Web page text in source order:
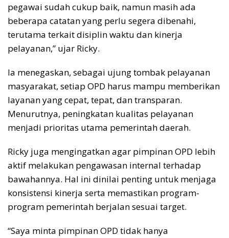
pegawai sudah cukup baik, namun masih ada
beberapa catatan yang perlu segera dibenahi,
terutama terkait disiplin waktu dan kinerja
pelayanan,” ujar Ricky.
Ia menegaskan, sebagai ujung tombak pelayanan
masyarakat, setiap OPD harus mampu memberikan
layanan yang cepat, tepat, dan transparan.
Menurutnya, peningkatan kualitas pelayanan
menjadi prioritas utama pemerintah daerah.
Ricky juga mengingatkan agar pimpinan OPD lebih
aktif melakukan pengawasan internal terhadap
bawahannya. Hal ini dinilai penting untuk menjaga
konsistensi kinerja serta memastikan program-
program pemerintah berjalan sesuai target.
“Saya minta pimpinan OPD tidak hanya